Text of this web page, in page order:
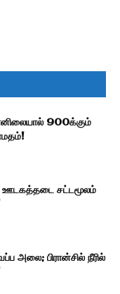
900க்கும்
ஊடகத்தடை சட்டமூலம்
அலை; பிரான்சில் நீரில்